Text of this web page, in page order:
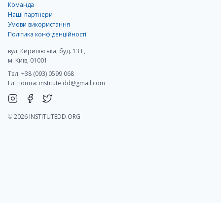
Команда
Наші партнери
Умови використання
Політика конфіденційності
вул. Кирилівська, буд. 13 Г,
м. Київ, 01001
Тел: +38 (093) 0599 068
Ел. пошта: institute.dd@gmail.com
©2026 INSTITUTEDD.ORG